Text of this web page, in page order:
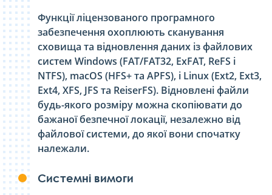
Функції ліцензованого програмного
забезпечення охоплюють сканування
сховища та відновлення даних із файлових
систем Windows (FAT/FAT32, ExFAT, ReFS і
NTFS), macOS (HFS+ та APFS), і Linux (Ext2, Ext3,
Ext4, XFS, JFS та ReiserFS). Відновлені файли
будь-якого розміру можна скопіювати до
бажаної безпечної локації, незалежно від
файлової системи, до якої вони спочатку
належали.
Системні вимоги